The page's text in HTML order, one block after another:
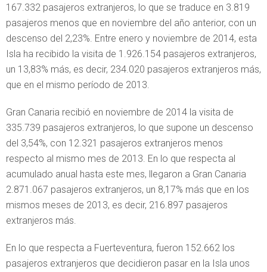
167.332 pasajeros extranjeros, lo que se traduce en 3.819
pasajeros menos que en noviembre del año anterior, con un
descenso del 2,23%. Entre enero y noviembre de 2014, esta
Isla ha recibido la visita de 1.926.154 pasajeros extranjeros,
un 13,83% más, es decir, 234.020 pasajeros extranjeros más,
que en el mismo período de 2013.
Gran Canaria recibió en noviembre de 2014 la visita de
335.739 pasajeros extranjeros, lo que supone un descenso
del 3,54%, con 12.321 pasajeros extranjeros menos
respecto al mismo mes de 2013. En lo que respecta al
acumulado anual hasta este mes, llegaron a Gran Canaria
2.871.067 pasajeros extranjeros, un 8,17% más que en los
mismos meses de 2013, es decir, 216.897 pasajeros
extranjeros más.
En lo que respecta a Fuerteventura, fueron 152.662 los
pasajeros extranjeros que decidieron pasar en la Isla unos